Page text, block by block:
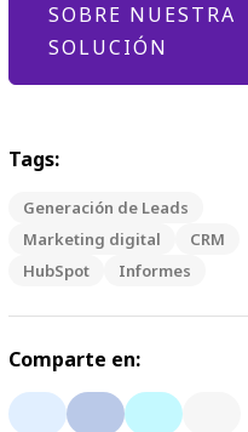
SOBRE NUESTRA
SOLUCIÓN
Tags:
Generación de Leads
Marketing digital
CRM
HubSpot
Informes
Comparte en: